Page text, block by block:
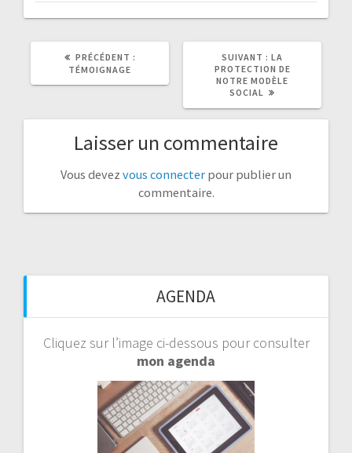
PRÉCÉDENT :
ARTICLE
PRÉCÉDENT
TÉMOIGNAGE
SUIVANT :
ARTICLE
LA
PROTECTION DE
NOTRE MODÈLE
SOCIAL
Laisser un commentaire
Vous devez vous connecter pour publier un
commentaire.
AGENDA
Cliquez sur l’image ci-dessous pour consulter
mon agenda